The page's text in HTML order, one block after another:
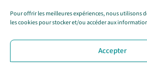
Pour offrir les meilleures expériences, nous utilisons
les cookies pour stocker et/ou accéder aux
Accepter
Nous contacter